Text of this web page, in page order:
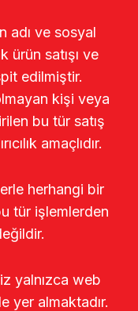
adı ve sosyal
ürün satışı ve
edilmiştir.
kişi veya
bu tür satış
amaçlıdır.
herhangi bir
tür işlemlerden
yalnızca web
yer almaktadır.